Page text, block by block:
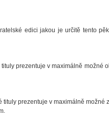
edici jakou je určitě tento
prezentuje v maximálně možné
prezentuje v maximálně možné